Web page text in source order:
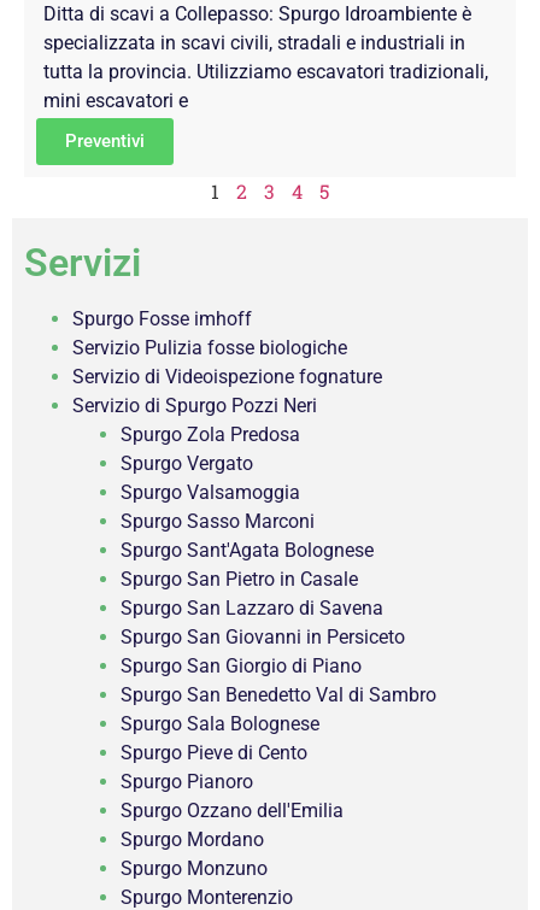
Ditta di scavi a Collepasso: Spurgo Idroambiente è
specializzata in scavi civili, stradali e industriali in
tutta la provincia. Utilizziamo escavatori tradizionali,
mini escavatori e
Preventivi
1 2 3 4 5
Servizi
Spurgo Fosse imhoff
Servizio Pulizia fosse biologiche
Servizio di Videoispezione fognature
Servizio di Spurgo Pozzi Neri
Spurgo Zola Predosa
Spurgo Vergato
Spurgo Valsamoggia
Spurgo Sasso Marconi
Spurgo Sant'Agata Bolognese
Spurgo San Pietro in Casale
Spurgo San Lazzaro di Savena
Spurgo San Giovanni in Persiceto
Spurgo San Giorgio di Piano
Spurgo San Benedetto Val di Sambro
Spurgo Sala Bolognese
Spurgo Pieve di Cento
Spurgo Pianoro
Spurgo Ozzano dell'Emilia
Spurgo Mordano
Spurgo Monzuno
Spurgo Monterenzio